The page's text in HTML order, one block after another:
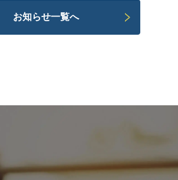
お知らせ一覧へ